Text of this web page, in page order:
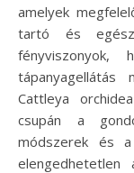
amelyek
tartó és
fényviszonyok,
tápanyagellátás
Cattleya
csupán a
módszerek és
elengedhetetlen